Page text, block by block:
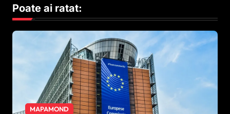
Poate ai ratat:
MAPAMOND